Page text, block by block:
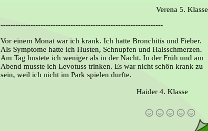
Verena 5. Klasse
-----------------------------------------------------------------
Vor einem Monat war ich krank. Ich hatte Bronchitis und Fieber.
Als Symptome hatte ich Husten, Schnupfen und Halsschmerzen.
Am Tag hustete ich weniger als in der Nacht. In der Früh und am
Abend musste ich Levotuss trinken. Es war nicht schön krank zu
sein, weil ich nicht im Park spielen durfte.
Haider 4. Klasse